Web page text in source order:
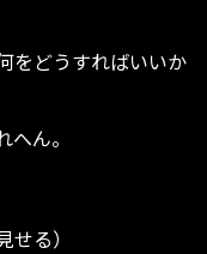
をどうすればいいか
ん。
る）